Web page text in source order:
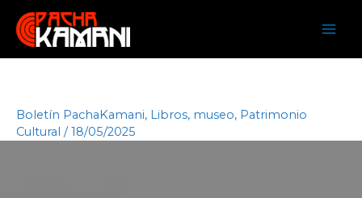
Boletín PachaKamani, Libros, museo, Patrimonio
Cultural /18/05/2025